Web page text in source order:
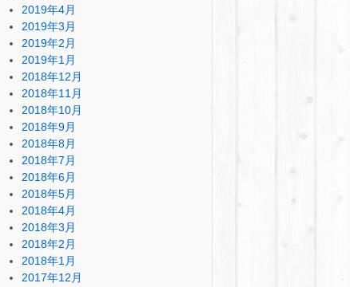
2019年4月
2019年3月
2019年2月
2019年1月
2018年12月
2018年11月
2018年10月
2018年9月
2018年8月
2018年7月
2018年6月
2018年5月
2018年4月
2018年3月
2018年2月
2018年1月
2017年12月